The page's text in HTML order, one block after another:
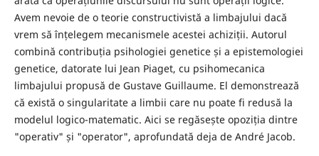
Avem nevoie de o teorie constructivistă a limbajului dacă
vrem să înțelegem mecanismele acestei achiziții. Autorul
combină contribuția psihologiei genetice și a epistemologiei
genetice, datorate lui Jean Piaget, cu psihomecanica
limbajului propusă de Gustave Guillaume. El demonstrează
că există o singularitate a limbii care nu poate fi redusă la
modelul logico-matematic. Aici se regăsește opoziția dintre
"operativ" și "operator", aprofundată deja de André Jacob.